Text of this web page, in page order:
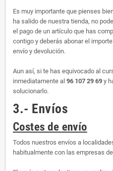
Es muy importante que pienses
ha salido de nuestra tienda, no
el pago de un artículo que has
contigo y deberás abonar el
envío y devolución.
Aun así, si te has equivocado al
inmediatamente al 96 107 29 69 y
solucionarlo.
3.- Envíos
Costes de envío
Todos nuestros envíos a
habitualmente con las empresas